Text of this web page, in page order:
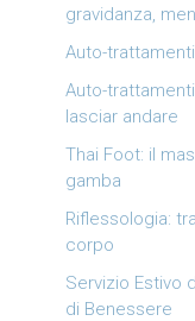
gravidanza,
Auto-
Auto-
lasciar andare
Thai Foot: il
gamba
Riflessologia:
corpo
Servizio Estivo
di Benessere